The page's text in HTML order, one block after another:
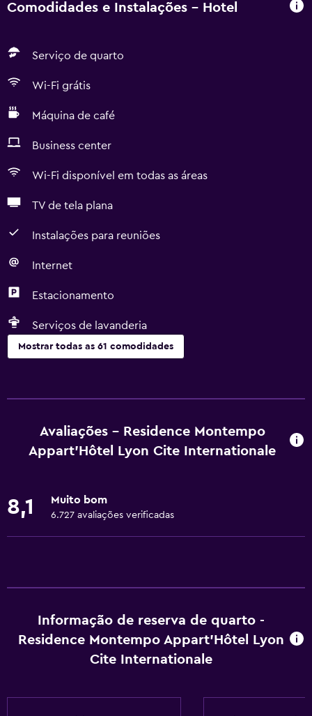
Comodidades e Instalações - Hotel
Serviço de quarto
Wi-Fi grátis
Máquina de café
Business center
Wi-Fi disponível em todas as áreas
TV de tela plana
Instalações para reuniões
Internet
Estacionamento
Serviços de lavanderia
Mostrar todas as 61 comodidades
Taças de vinho
Chaleira elétrica
Lava-louças
Fogão
Torradeira
Cozinha
Cozinha americana
Avaliações - Residence Montempo
Appart'Hôtel Lyon Cite Internationale
8,1 Muito bom
6.727 avaliações verificadas
Informação de reserva de quarto -
Residence Montempo Appart'Hôtel Lyon
Cite Internationale